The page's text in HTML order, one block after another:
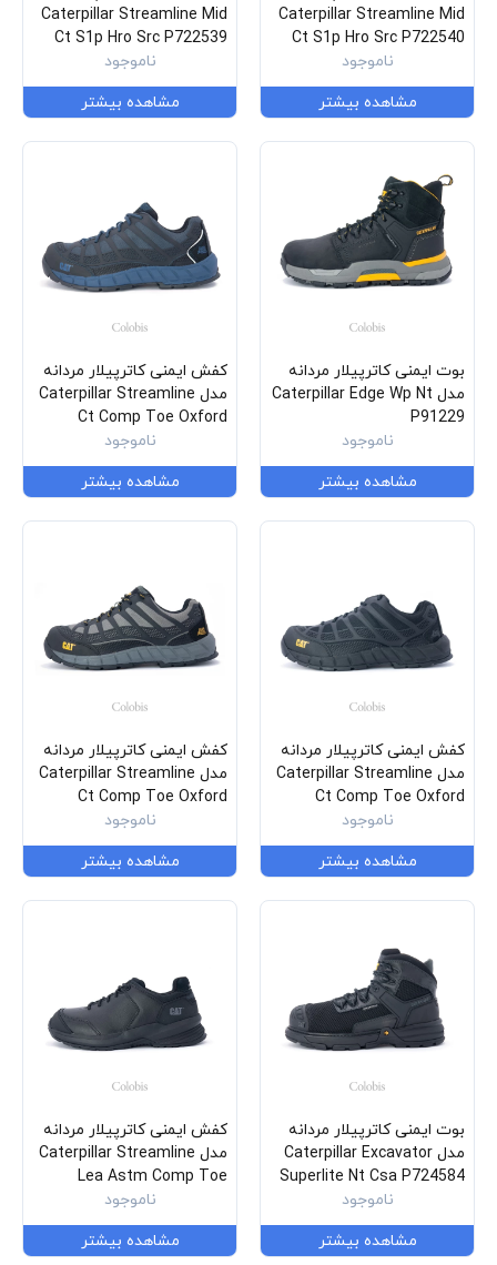
Caterpillar Streamline Mid
Ct S1p Hro Src P722540
ناموجود
مشاهده بیشتر
Caterpillar Streamline Mid
Ct S1p Hro Src P722539
ناموجود
مشاهده بیشتر
بوت ایمنی کاترپیلار مردانه
مدل Caterpillar Edge Wp Nt
P91229
ناموجود
مشاهده بیشتر
کفش ایمنی کاترپیلار مردانه
مدل Caterpillar Streamline
Ct Comp Toe Oxford
ناموجود
مشاهده بیشتر
کفش ایمنی کاترپیلار مردانه
مدل Caterpillar Streamline
Ct Comp Toe Oxford
ناموجود
مشاهده بیشتر
کفش ایمنی کاترپیلار مردانه
مدل Caterpillar Streamline
Ct Comp Toe Oxford
ناموجود
مشاهده بیشتر
بوت ایمنی کاترپیلار مردانه
مدل Caterpillar Excavator
Superlite Nt Csa P724584
ناموجود
مشاهده بیشتر
کفش ایمنی کاترپیلار مردانه
مدل Caterpillar Streamline
Lea Astm Comp Toe
ناموجود
مشاهده بیشتر